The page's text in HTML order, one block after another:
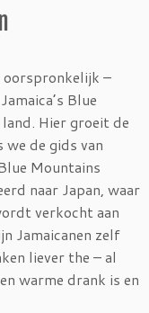
oorspronkelijk –
Blue
Hier groeit de
de gids van
Mountains
naar Japan, waar
verkocht aan
Jamaicanen zelf
liever the – al
warme drank is en